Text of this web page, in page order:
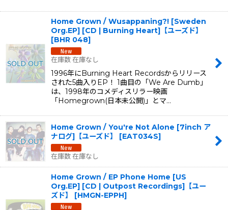
Home Grown / Wusappaning?! [Sweden
Org.EP] [CD | Burning Heart]【ユーズド】
[BHR 048]
在庫数 在庫なし
1996年にBurning Heart Recordsからリリース
された5曲入りEP！ 1曲目の「We Are Dumb」
は、1998年のコメディスリラー映画
「Homegrown(日本未公開)」とマ…
Home Grown / You're Not Alone [7inch ア
ナログ]【ユーズド】
[EAT034S]
在庫数 在庫なし
Home Grown / EP Phone Home [US
Org.EP] [CD | Outpost Recordings]【ユー
ズド】
[HMGN-EPPH]